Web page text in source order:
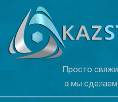
Просто
а мы сделаем